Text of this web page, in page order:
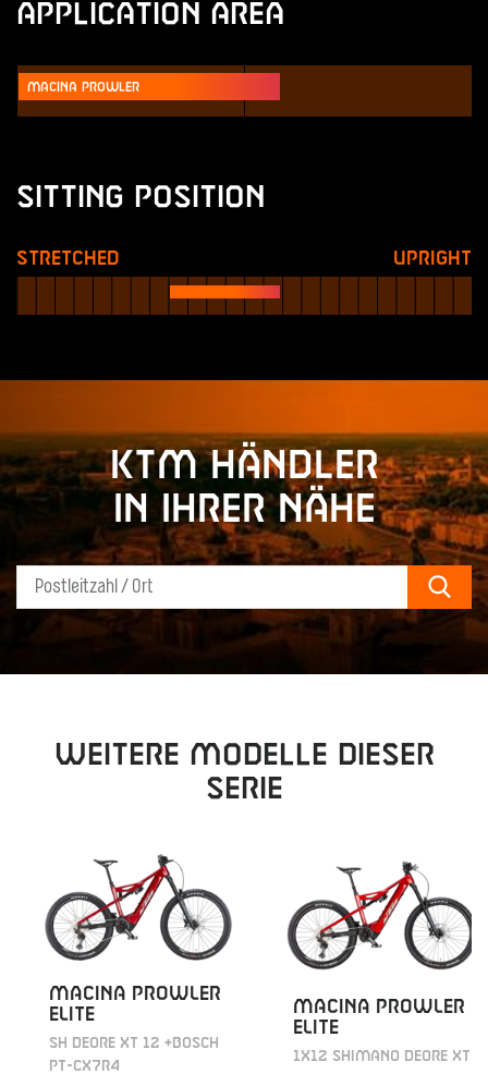
Application Area
Macina Prowler
Sitting Position
Stretched Upright
KTM Händler
in Ihrer Nähe
Weitere Modelle dieser
Serie
MACINA PROWLER
ELITE
SH DEORE XT 12 +BOSCH
PT-CX7R4
MACINA PROWLER
ELITE
1X12 SHIMANO DEORE XT